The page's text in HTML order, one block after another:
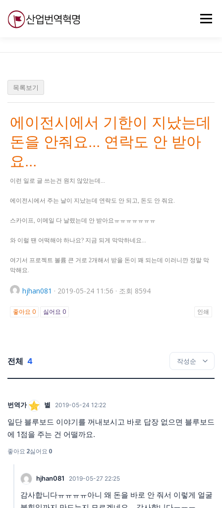
메뉴
목록보기
에이전시에서 기한이 지났는데
돈을 안줘요... 연락도 안 받아
요...
이런 일로 글 쓰는건 원치 않았는데...
에이전시에서 주는 날이 지났는데 연락도 안 되고, 돈도 안 줘요.
스카이프, 이메일 다 날렸는데 안 받아요ㅠㅠㅠㅠㅠㅠㅠ
와 이럴 땐 어떡해야 하나요? 지금 되게 막막하네요...
여기서 프로젝트 볼륨 큰 거로 2개해서 받을 돈이 꽤 되는데 이러니깐 정말 막
막해요.
hjhan081 · 2019-05-24 11:56 · 조회 8594
좋아요 0 싫어요 0 인쇄
전체 4
번역가 별 2019-05-24 12:22
일단 블루보드 이야기를 꺼내보시고 바로 답장 없으면 블루보드
에 1점을 주는 건 어떨까요.
좋아요 2싫어요 0
hjhan081 2019-05-27 22:25
감사합니다ㅠㅠㅠㅠ아니 왜 돈을 바로 안 줘서 이렇게 얼굴